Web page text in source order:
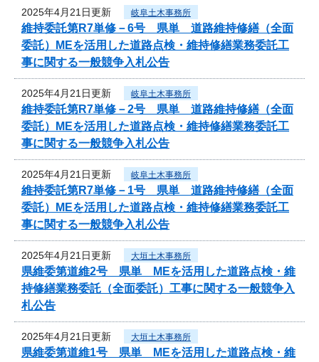
2025年4月21日更新 岐阜土木事務所
維持委託第R7単修－6号 県単 道路維持修繕（全面
委託）MEを活用した道路点検・維持修繕業務委託工
事に関する一般競争入札公告
2025年4月21日更新 岐阜土木事務所
維持委託第R7単修－2号 県単 道路維持修繕（全面
委託）MEを活用した道路点検・維持修繕業務委託工
事に関する一般競争入札公告
2025年4月21日更新 岐阜土木事務所
維持委託第R7単修－1号 県単 道路維持修繕（全面
委託）MEを活用した道路点検・維持修繕業務委託工
事に関する一般競争入札公告
2025年4月21日更新 大垣土木事務所
県維委第道維2号 県単 MEを活用した道路点検・維
持修繕業務委託（全面委託）工事に関する一般競争入
札公告
2025年4月21日更新 大垣土木事務所
県維委第道維1号 県単 MEを活用した道路点検・維